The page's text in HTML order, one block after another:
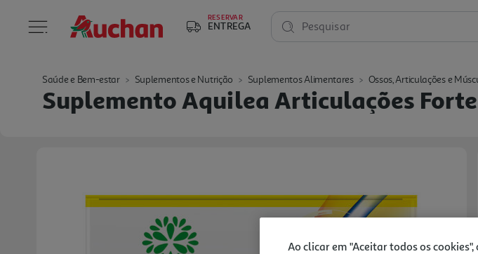
RESERVAR
ENTREGA Pesquisar
Saúde e Bem-estar Suplementos e Nutrição Suplementos Alimentares Ossos, Articulações e
Suplemento Aquilea Articulações
Ao clicar em "Aceitar todos os